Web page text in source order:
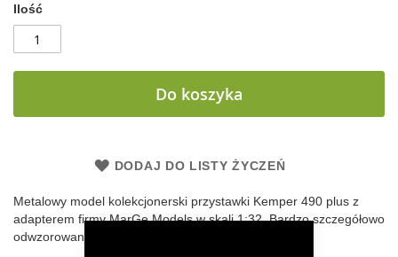
Ilość
Do koszyka
DODAJ DO LISTY ŻYCZEŃ
Metalowy model kolekcjonerski przystawki Kemper 490 plus z
adapterem firmyMarGe Modelsw skali 1:32. Bardzo szczegółowo
odwzorowany z elementami z tworzywa sztucznego.